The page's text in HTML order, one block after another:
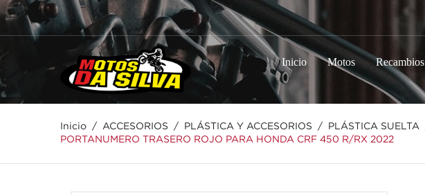
Inicio Motos Recambios
Inicio ACCESORIOS PLÁSTICA Y ACCESORIOS PLÁSTICA SUELTA
PORTANUMERO TRASERO ROJO PARA HONDA CRF 450 R/RX 2022